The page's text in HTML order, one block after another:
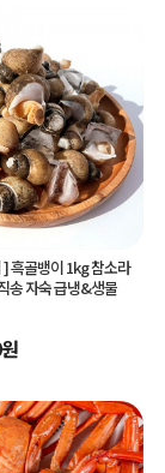
]흑골뱅이 1kg 참소라
송 자숙 급냉&생물
원